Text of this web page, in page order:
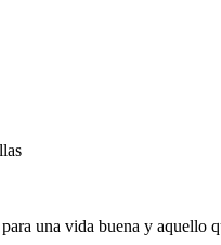
una vida buena y aquello